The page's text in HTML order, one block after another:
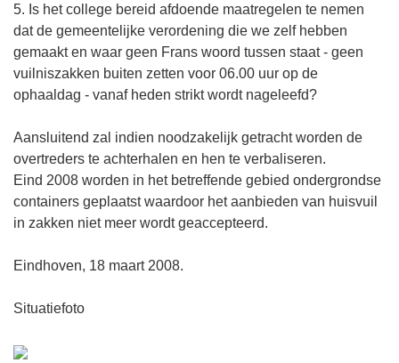
5. Is het college bereid afdoende maatregelen te nemen
dat de gemeentelijke verordening die we zelf hebben
gemaakt en waar geen Frans woord tussen staat - geen
vuilniszakken buiten zetten voor 06.00 uur op de
ophaaldag - vanaf heden strikt wordt nageleefd?
Aansluitend zal indien noodzakelijk getracht worden de
overtreders te achterhalen en hen te verbaliseren.
Eind 2008 worden in het betreffende gebied ondergrondse
containers geplaatst waardoor het aanbieden van huisvuil
in zakken niet meer wordt geaccepteerd.
Eindhoven, 18 maart 2008.
Situatiefoto